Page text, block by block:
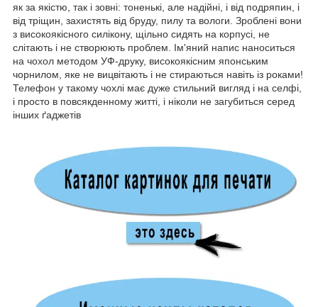
як за якістю, так і зовні: тоненькі, але надійні, і від подряпин, і
від тріщин, захистять від бруду, пилу та вологи. Зроблені вони
з високоякісного силікону, щільно сидять на корпусі, не
слітають і не створюють проблем. Ім'яний напис наноситься
на чохол методом УФ-друку, високоякісним японським
чорнилом, яке не вицвітають і не стираються навіть із роками!
Телефон у такому чохлі має дуже стильний вигляд і на селфі,
і просто в повсякденному житті, і ніколи не загубиться серед
інших ґаджетів